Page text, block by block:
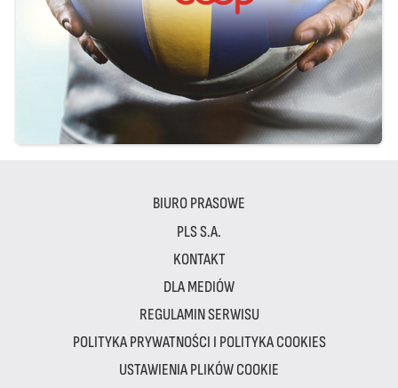
BIURO PRASOWE
PLS S.A.
KONTAKT
DLA MEDIÓW
REGULAMIN SERWISU
POLITYKA PRYWATNOŚCI I POLITYKA COOKIES
USTAWIENIA PLIKÓW COOKIE